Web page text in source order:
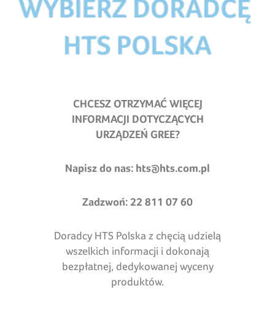
CHCESZ OTRZYMAĆ WIĘCEJ
INFORMACJI DOTYCZĄCYCH
URZĄDZEŃ GREE?
Napisz do nas: hts@hts.com.pl
Zadzwoń: 22 811 07 60
Doradcy HTS Polska z chęcią udzielą
wszelkich informacji i dokonają
bezpłatnej, dedykowanej wyceny
produktów.